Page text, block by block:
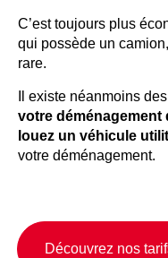
C’est toujours plus
qui possède un
rare.
Il existe néanmoins
votre déménagement
louez un véhicule
votre déménagement.
Découvrez nos